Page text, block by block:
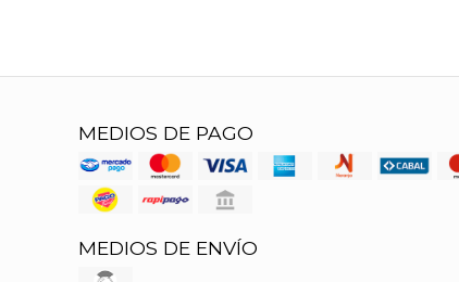
MEDIOS DE PAGO
MEDIOS DE ENVÍO